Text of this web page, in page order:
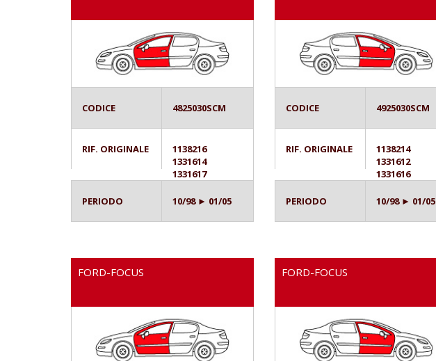
CODICE 4825030SCM
RIF. ORIGINALE
1138216
1331614
1331617
PERIODO 10/98 ► 01/05
CODICE 4925030SCM
RIF. ORIGINALE
1138214
1331612
1331616
PERIODO 10/98 ► 01/05
FORD-FOCUS FORD-FOCUS